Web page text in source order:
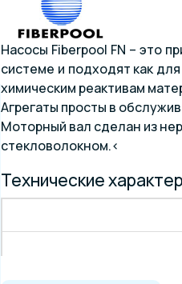
Насосы Fiberpool FN – это
системе и подходят как
химическим реактивам
Агрегаты просты в
Моторный вал сделан из
стекловолокном.<
Технические